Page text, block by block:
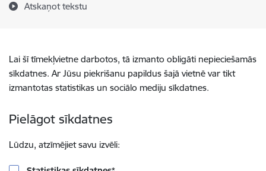
Atskaņot tekstu
Lai šī tīmekļvietne darbotos, tā izmanto obligāti nepieciešamās
sīkdatnes. Ar Jūsu piekrišanu papildus šajā vietnē var tikt
izmantotas statistikas un sociālo mediju sīkdatnes.
Pielāgot sīkdatnes
Lūdzu, atzīmējiet savu izvēli: